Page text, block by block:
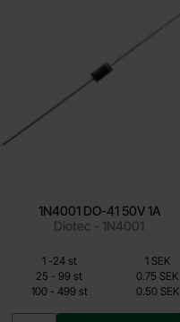
1N4001 DO-41 50V 1A
Diotec - 1N4001
0.25 SEK
Inklusive 25% moms
Mängdrabatt
Pris /st
1 -till
24 st
1 SEK
25 - till
99 st
0.75 SEK
100 -till499 st 0.50 SEK